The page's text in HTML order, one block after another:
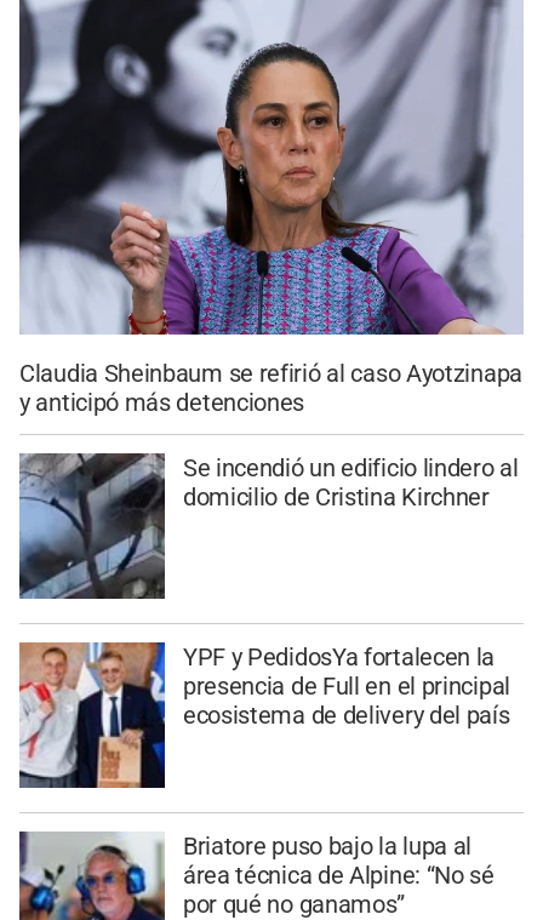
Claudia Sheinbaum se refirió al caso Ayotzinapa
y anticipó más detenciones
Se incendió un edificio lindero al
domicilio de Cristina Kirchner
YPF y PedidosYa fortalecen la
presencia de Full en el principal
ecosistema de delivery del país
Briatore puso bajo la lupa al
área técnica de Alpine: “No sé
por qué no ganamos”